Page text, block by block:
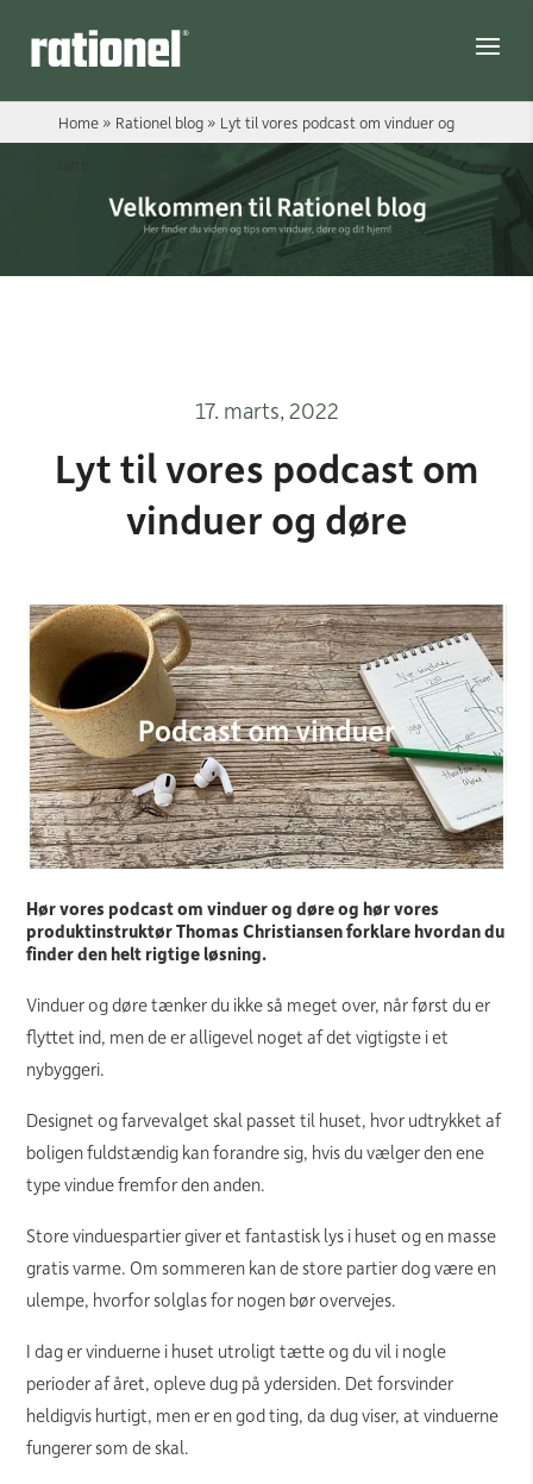
Home » Rationel blog » Lyt til vores podcast om vinduer og
17. marts, 2022
Lyt til vores podcast om
vinduer og døre
Hør vores podcast om vinduer og døre og hør vores
produktinstruktør Thomas Christiansen forklare hvordan du
finder den helt rigtige løsning.
Vinduer og døre tænker du ikke så meget over, når først du er
flyttet ind, men de er alligevel noget af det vigtigste i et
nybyggeri.
Designet og farvevalget skal passet til huset, hvor udtrykket af
boligen fuldstændig kan forandre sig, hvis du vælger den ene
type vindue fremfor den anden.
Store vinduespartier giver et fantastisk lys i huset og en masse
gratis varme. Om sommeren kan de store partier dog være en
ulempe, hvorfor solglas for nogen bør overvejes.
I dag er vinduerne i huset utroligt tætte og du vil i nogle
perioder af året, opleve dug på ydersiden. Det forsvinder
heldigvis hurtigt, men er en god ting, da dug viser, at vinduerne
fungerer som de skal.